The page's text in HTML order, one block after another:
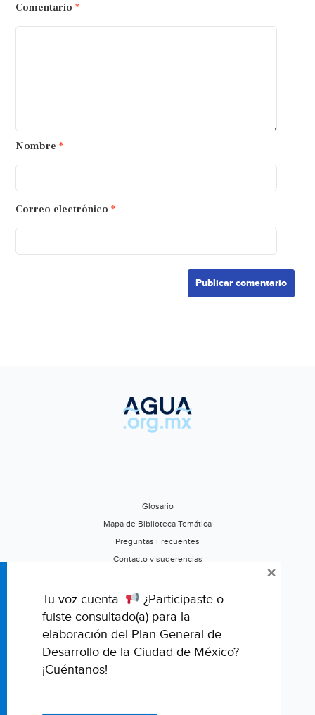
Comentario *
Nombre *
Correo electrónico *
Glosario
Mapa de Biblioteca Temática
Preguntas Frecuentes
Contacto y sugerencias
Califica este portal
Tu voz cuenta.
¿Participaste o
fuiste consultado(a) para la
elaboración del Plan General de
Desarrollo de la Ciudad de México?
¡Cuéntanos!
×